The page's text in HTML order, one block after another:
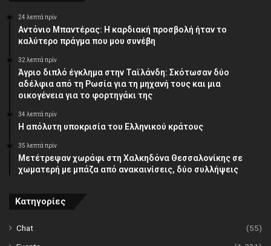
24 λεπτά πρίν
Αντόνιο Μπαντέρας: Η καρδιακή προσβολή ήταν το
καλύτερο πράγμα που μου συνέβη
32 λεπτά πρίν
Άγριο διπλό έγκλημα στην Ταϊλάνδη: Σκότωσαν δύο
αδέλφια από τη Ρωσία για τη μηχανή τους και μια
οικογένεια για το φορτηγάκι της
34 λεπτά πρίν
Η απόλυτη υποκρισία του Ελληνικού κράτους
35 λεπτά πρίν
Μετέτρεψαν χωράφι στη Χαλκηδόνα Θεσσαλονίκης σε
χωματερή με μπάζα από ανακαινίσεις, δύο συλλήψεις
Κατηγορίες
Chat
(55)